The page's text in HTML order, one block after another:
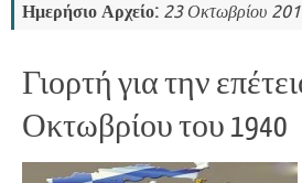
Ημερήσιο Αρχείο: 23 Οκτωβρίου
Γιορτή για την
Οκτωβρίου του 1940